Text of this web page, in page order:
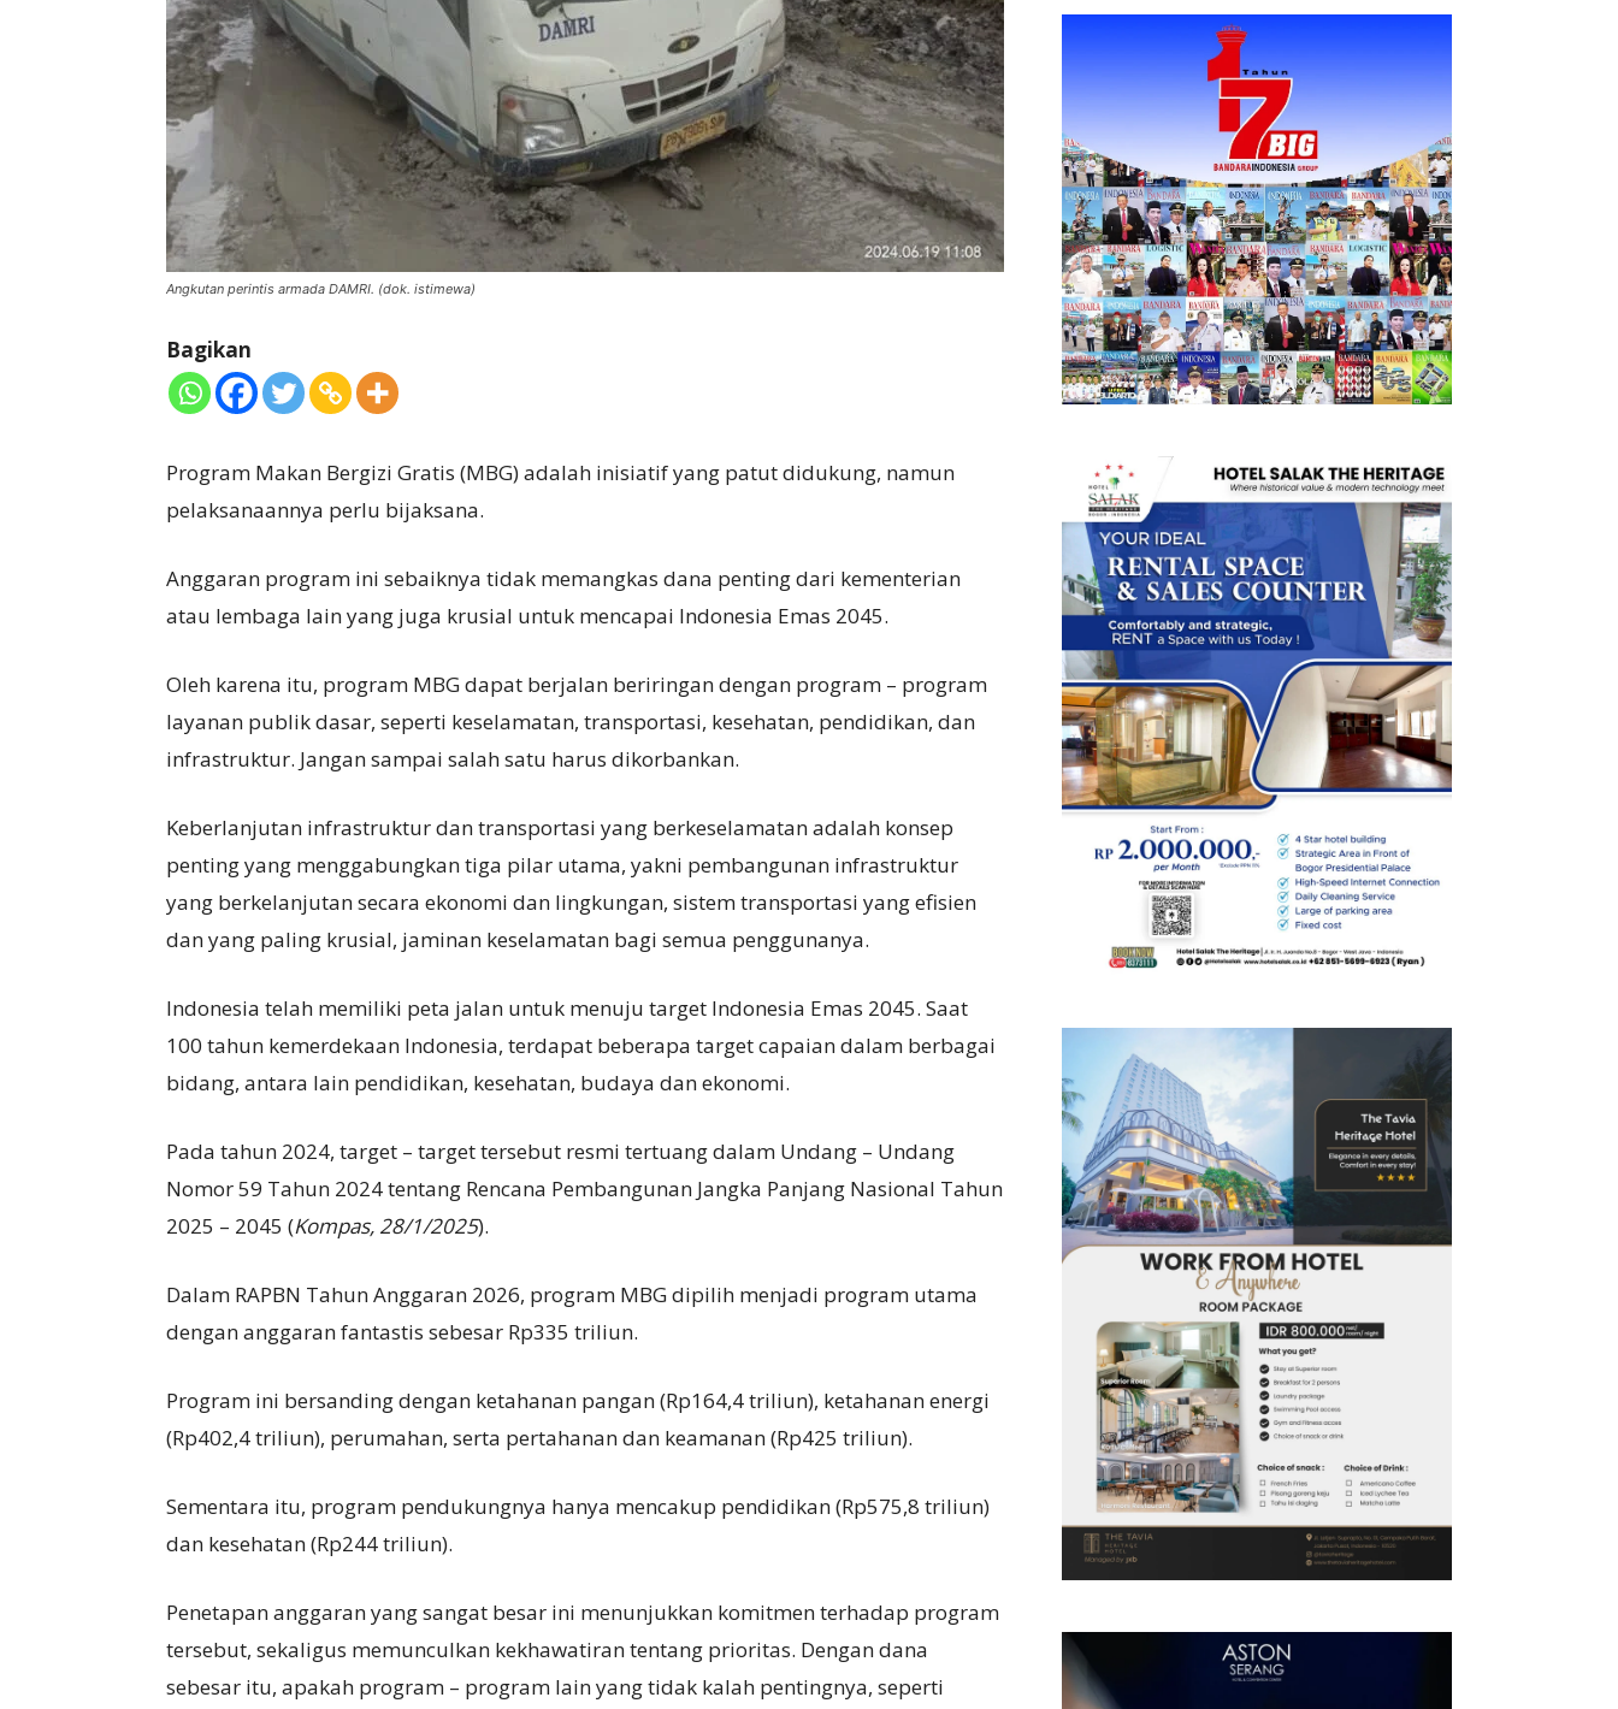
Angkutan perintis armada DAMRI. (dok. istimewa)
Bagikan
Program Makan Bergizi Gratis (MBG) adalah inisiatif yang patut didukung, namun
pelaksanaannya perlu bijaksana.
Anggaran program ini sebaiknya tidak memangkas dana penting dari kementerian
atau lembaga lain yang juga krusial untuk mencapai Indonesia Emas 2045.
Oleh karena itu, program MBG dapat berjalan beriringan dengan program – program
layanan publik dasar, seperti keselamatan, transportasi, kesehatan, pendidikan, dan
infrastruktur. Jangan sampai salah satu harus dikorbankan.
Keberlanjutan infrastruktur dan transportasi yang berkeselamatan adalah konsep
penting yang menggabungkan tiga pilar utama, yakni pembangunan infrastruktur
yang berkelanjutan secara ekonomi dan lingkungan, sistem transportasi yang efisien
dan yang paling krusial, jaminan keselamatan bagi semua penggunanya.
Indonesia telah memiliki peta jalan untuk menuju target Indonesia Emas 2045. Saat
100 tahun kemerdekaan Indonesia, terdapat beberapa target capaian dalam berbagai
bidang, antara lain pendidikan, kesehatan, budaya dan ekonomi.
Pada tahun 2024, target – target tersebut resmi tertuang dalam Undang – Undang
Nomor 59 Tahun 2024 tentang Rencana Pembangunan Jangka Panjang Nasional Tahun
2025 – 2045 (Kompas, 28/1/2025).
Dalam RAPBN Tahun Anggaran 2026, program MBG dipilih menjadi program utama
dengan anggaran fantastis sebesar Rp335 triliun.
Program ini bersanding dengan ketahanan pangan (Rp164,4 triliun), ketahanan energi
(Rp402,4 triliun), perumahan, serta pertahanan dan keamanan (Rp425 triliun).
Sementara itu, program pendukungnya hanya mencakup pendidikan (Rp575,8 triliun)
dan kesehatan (Rp244 triliun).
Penetapan anggaran yang sangat besar ini menunjukkan komitmen terhadap program
tersebut, sekaligus memunculkan kekhawatiran tentang prioritas. Dengan dana
sebesar itu, apakah program – program lain yang tidak kalah pentingnya, seperti